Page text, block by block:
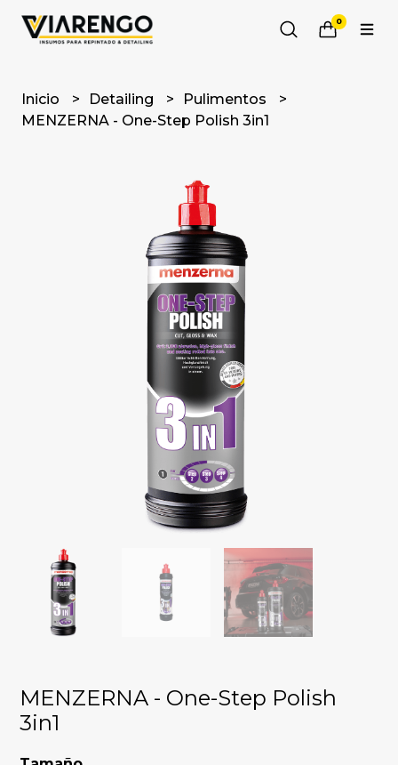
0
Inicio Detailing
Pulimentos
MENZERNA - One-Step Polish 3in1
MENZERNA - One-Step Polish
3in1